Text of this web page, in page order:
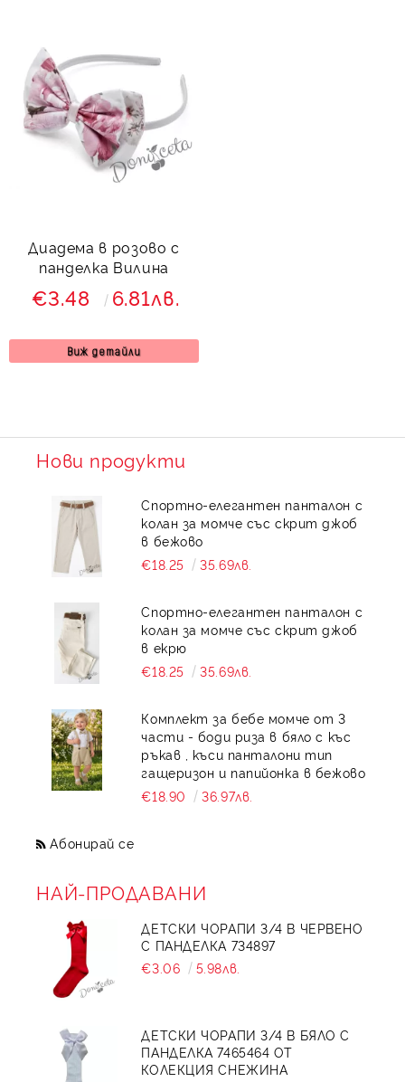
Диадема в розово с
панделка Вилина
€3.48 6.81лв.
Виж детайли
Нови продукти
Спортно-елегантен панталон с
колан за момче със скрит джоб
в бежово
€18.25
35.69лв.
Спортно-елегантен панталон с
колан за момче със скрит джоб
в екрю
€18.25
35.69лв.
Комплект за бебе момче от 3
части - боди риза в бяло с къс
ръкав , къси панталони тип
гащеризон и папийонка в бежово
€18.90
36.97лв.
Абонирай се
НАЙ-ПРОДАВАНИ
ДЕТСКИ ЧОРАПИ 3/4 В ЧЕРВЕНО
С ПАНДЕЛКА 734897
€3.06
5.98лв.
ДЕТСКИ ЧОРАПИ 3/4 В БЯЛО С
ПАНДЕЛКА 7465464 ОТ
КОЛЕКЦИЯ СНЕЖИНА